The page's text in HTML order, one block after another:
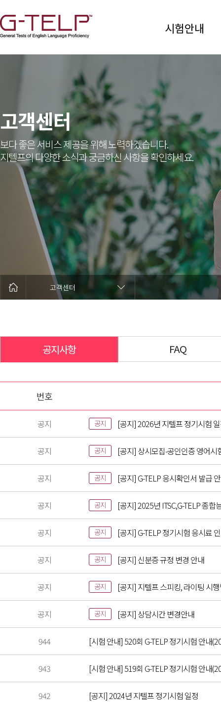
시험안내
고객센터
보다 좋은 서비스 제공을 위해 노력하겠습니다.
지텔프의 다양한 소식과 궁금하신 사항을 확인하세요.
고객센터
공지사항 FAQ
번호
공지 공지 [공지] 2026년 지텔프 정기시험
공지 공지 [공지] 상시모집-공인인증 영어시
공지 공지 [공지] G-TELP 응시확인서 발급
공지 공지 [공지] 2025년 ITSC,G-TELP 종합
공지 공지 [공지] G-TELP 정기시험 응시료
공지 공지 [공지] 신분증 규정 변경 안내
공지 공지 [공지] 지텔프 스피킹, 라이팅 시
공지 공지 [공지] 상담시간 변경안내
944 [시험 안내] 520회 G-TELP 정기시험 안내
943 [시험 안내] 519회 G-TELP 정기시험 안내
942 [공지] 2024년 지텔프 정기시험 일정